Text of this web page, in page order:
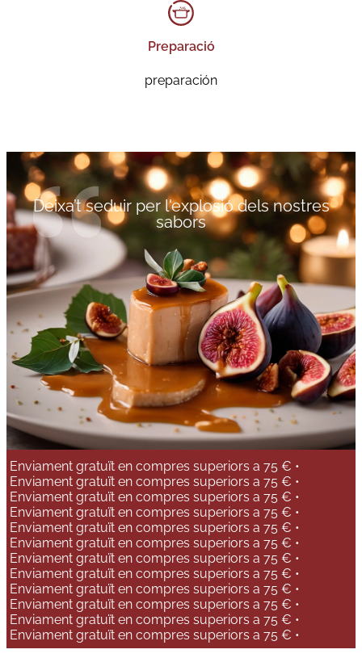
Preparació
preparación
Deixa’t seduir per l'explosió dels nostres
sabors
Enviament gratuït en compres superiors a 75 € •
Enviament gratuït en compres superiors a 75 € •
Enviament gratuït en compres superiors a 75 € •
Enviament gratuït en compres superiors a 75 € •
Enviament gratuït en compres superiors a 75 € •
Enviament gratuït en compres superiors a 75 € •
Enviament gratuït en compres superiors a 75 € •
Enviament gratuït en compres superiors a 75 € •
Enviament gratuït en compres superiors a 75 € •
Enviament gratuït en compres superiors a 75 € •
Enviament gratuït en compres superiors a 75 € •
Enviament gratuït en compres superiors a 75 € •